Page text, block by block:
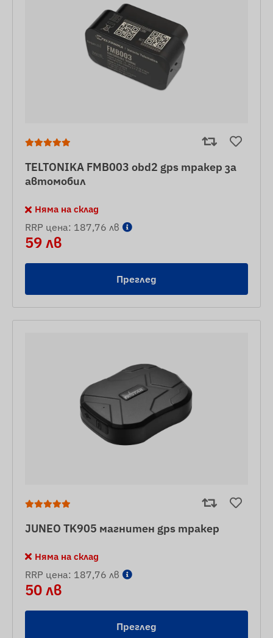
TELTONIKA FMB003 obd2 gps тракер за
автомобил
Няма на склад
RRP цена: 187,76 лв
59 лв
Преглед
JUNEO TK905 магнитен gps тракер
Няма на склад
RRP цена: 187,76 лв
50 лв
Преглед